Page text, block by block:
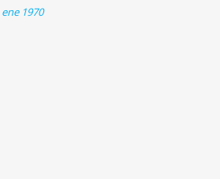
ene1970